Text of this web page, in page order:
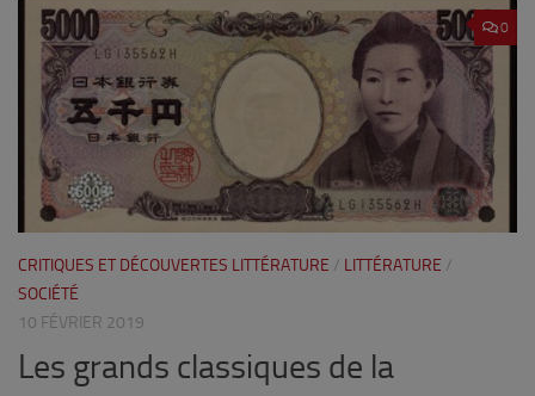
0
CRITIQUES ET DÉCOUVERTES LITTÉRATURE / LITTÉRATURE /
SOCIÉTÉ
10 FÉVRIER 2019
Les grands classiques de la